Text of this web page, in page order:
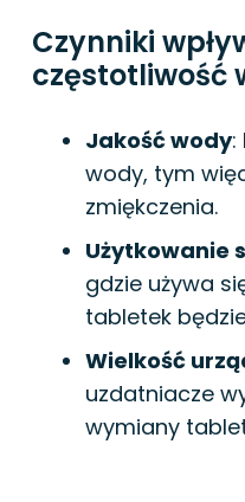
Czynniki
częstotliwość
Jakość wody:
wody, tym
zmiękczenia.
Użytkowanie
gdzie używa
tabletek
Wielkość
uzdatniacze
wymiany